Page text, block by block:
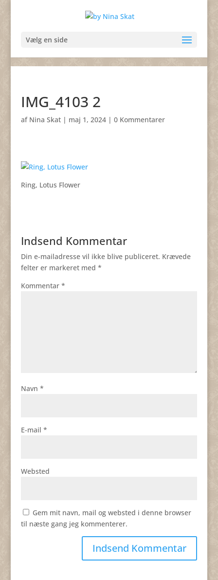
Vælg en side
IMG_4103 2
af Nina Skat| maj 1, 2024| 0 Kommentarer
Ring, Lotus Flower
Indsend Kommentar
Din e-mailadresse vil ikke blive publiceret. Krævede
felter er markeret med *
Kommentar *
Navn *
E-mail *
Websted
Gem mit navn, mail og websted i denne browser
til næste gang jeg kommenterer.